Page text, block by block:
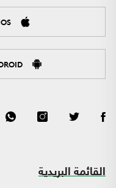
القائمة البريدية